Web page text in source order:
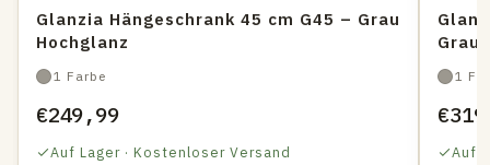
Glanzia Hängeschrank 45 cm G45 – Grau
Hochglanz
1 Farbe
€249,99
Auf Lager · Kostenloser Versand
Grau
1
Auf